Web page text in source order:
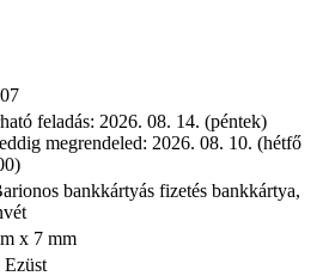
feladás: 2026. 08. 14. (péntek)
megrendeled: 2026. 08. 10. (hétfő
bankkártya,
x 7 mm
Ezüst